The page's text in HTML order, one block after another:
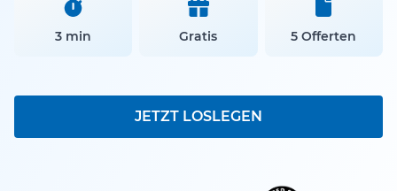
3 min Gratis 5 Offerten
JETZT LOSLEGEN